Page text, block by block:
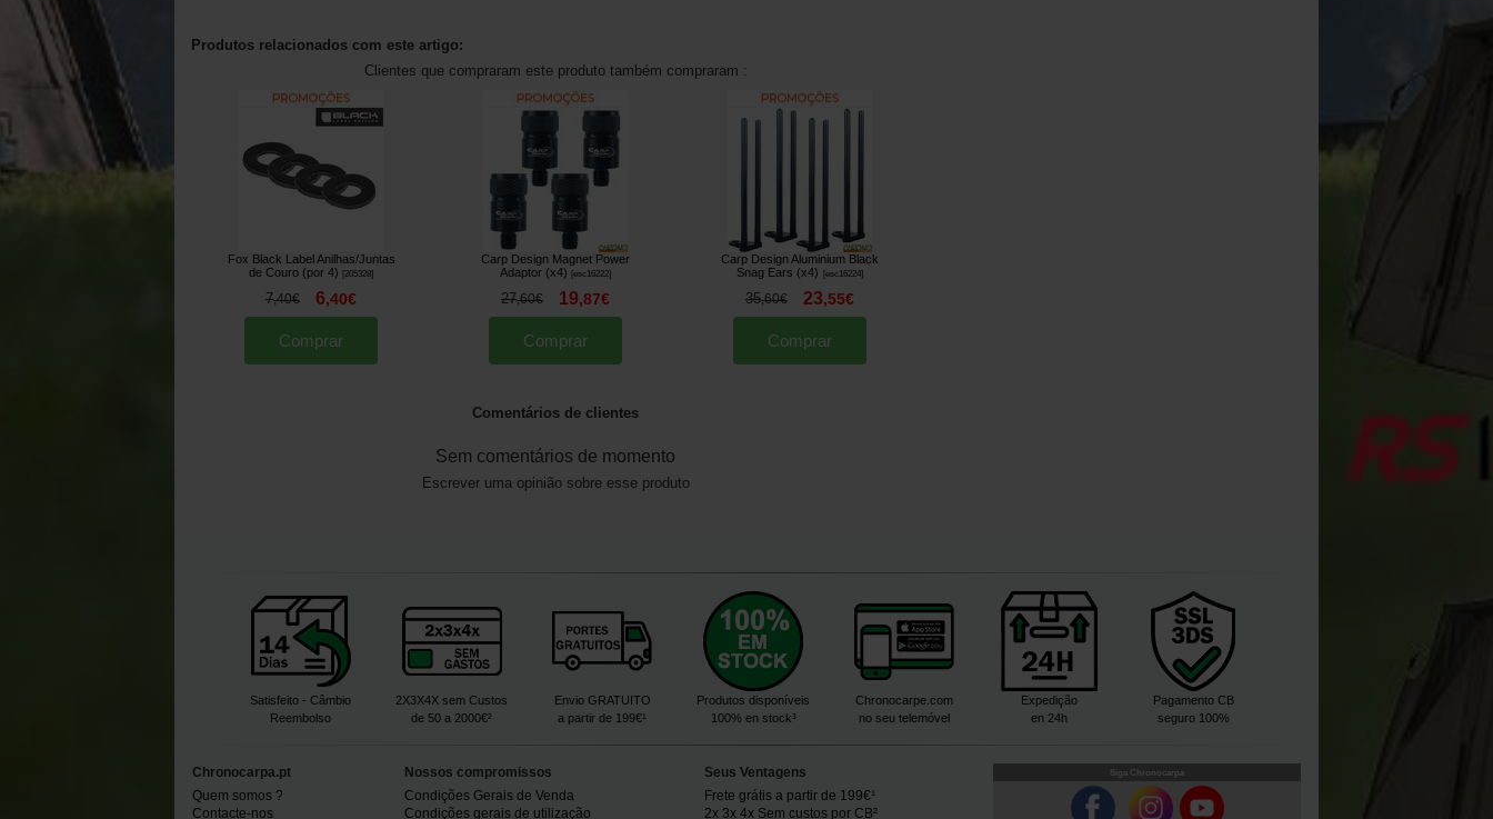
Produtos relacionados com este artigo:
Clientes que compraram este produto também compraram :
Fox Black Label Anilhas/Juntas
de Couro (por 4)
[205328]
7,40€ 6,40€
Comprar
Carp Design Magnet Power
Adaptor (x4)
[esc16222]
27,60€ 19,87€
Comprar
Carp Design Aluminium Black
Snag Ears (x4)
esc16224]
35,60€ 23,55€
Comprar
Comentários de clientes
Sem comentários de momento
Escrever uma opinião sobre esse produto
Satisfeito - Câmbio
Reembolso
2X3X4X sem Custos
de 50 a 2000€²
Envio GRATUITO
a partir de 199€¹
Produtos disponíveis
100% en stock³
Chronocarpe.com
no seu telemóvel
Expedição
en 24h
Pagamento CB
seguro 100%
Chronocarpa.pt
Quem somos ?
Contacte-nos
Nossos compromissos
Condições Gerais de Venda
Condições gerais de utilização
Seus Ventagens
Frete grátis a partir de 199€¹
2x 3x 4x Sem custos por CB²
Siga Chronocarpa